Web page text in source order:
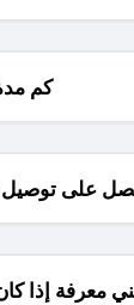
كم
على توصيل
معرفة إذا